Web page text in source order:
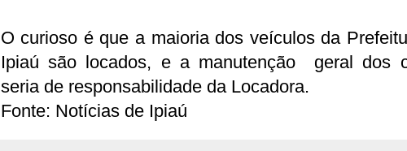
O curioso é que a maioria dos veículos da
Ipiaú são locados, e a manutenção geral dos
seria de responsabilidade da Locadora.
Fonte: Notícias de Ipiaú